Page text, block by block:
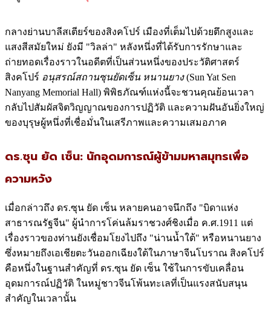
กลางย่านบาลีสเตียร์ของสิงคโปร์ เมืองที่เต็มไปด้วยตึกสูงและ
แสงสีสมัยใหม่ ยังมี "วิลล่า" หลังหนึ่งที่ได้รับการรักษาและ
ถ่ายทอดเรื่องราวในอดีตที่เป็นส่วนหนึ่งของประวัติศาสตร์
สิงคโปร์ อนุสรณ์สถานซุนยัดเซ็น หนานยาง(Sun Yat Sen
Nanyang Memorial Hall) พิพิธภัณฑ์แห่งนี้จะชวนคุณย้อนเวลา
กลับไปสัมผัสจิตวิญญาณของการปฏิวัติ และความฝันอันยิ่งใหญ่
ของบุรุษผู้หนึ่งที่เชื่อมั่นในเสรีภาพและความเสมอภาค
ดร.ซุน ยัด เซ็น: นักอุดมการณ์ผู้ข้ามมหาสมุทรเพื่อ
ความหวัง
เมื่อกล่าวถึง ดร.ซุน ยัด เซ็น หลายคนอาจนึกถึง "บิดาแห่ง
สาธารณรัฐจีน" ผู้นำการโค่นล้มราชวงศ์ชิงเมื่อ ค.ศ.1911 แต่
เรื่องราวของท่านยังเชื่อมโยงไปถึง "น่านน้ำใต้" หรือหนานยาง
ซึ่งหมายถึงเอเชียตะวันออกเฉียงใต้ในภาษาจีนโบราณ สิงคโปร์
คือหนึ่งในฐานสำคัญที่ ดร.ซุน ยัด เซ็น ใช้ในการขับเคลื่อน
อุดมการณ์ปฏิวัติ ในหมู่ชาวจีนโพ้นทะเลที่เป็นแรงสนับสนุน
สำคัญในเวลานั้น